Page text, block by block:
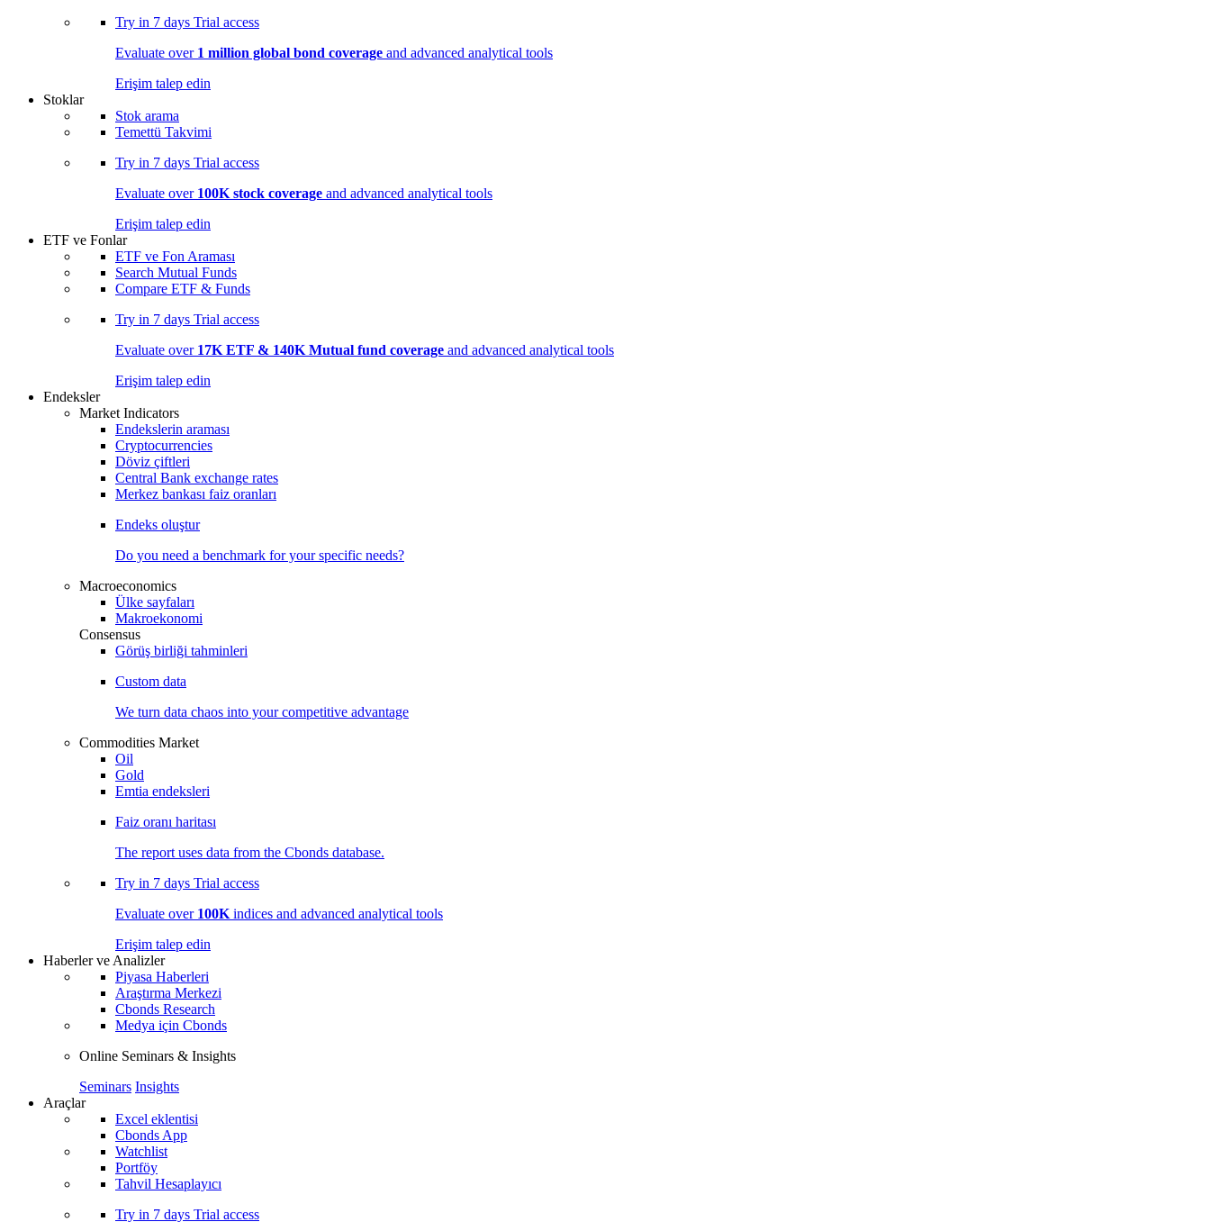
Try in 7 days Trial access
Evaluate over 1 million global bond coverage and advanced analytical tools
Erişim talep edin
Stoklar
Stok arama
Temettü Takvimi
Try in 7 days Trial access
Evaluate over 100K stock coverage and advanced analytical tools
Erişim talep edin
ETF ve Fonlar
ETF ve Fon Araması
Search Mutual Funds
Compare ETF & Funds
Try in 7 days Trial access
Evaluate over 17K ETF & 140K Mutual fund coverage and advanced analytical tools
Erişim talep edin
Endeksler
Market Indicators
Endekslerin araması
Cryptocurrencies
Döviz çiftleri
Central Bank exchange rates
Merkez bankası faiz oranları
Endeks oluştur
Do you need a benchmark for your specific needs?
Macroeconomics
Ülke sayfaları
Makroekonomi
Consensus
Görüş birliği tahminleri
Custom data
We turn data chaos into your competitive advantage
Commodities Market
Oil
Gold
Emtia endeksleri
Faiz oranı haritası
The report uses data from the Cbonds database.
Try in 7 days Trial access
Evaluate over 100K indices and advanced analytical tools
Erişim talep edin
Haberler ve Analizler
Piyasa Haberleri
Araştırma Merkezi
Cbonds Research
Medya için Cbonds
Online Seminars & Insights
Seminars Insights
Araçlar
Excel eklentisi
Cbonds App
Watchlist
Portföy
Tahvil Hesaplayıcı
Try in 7 days Trial access